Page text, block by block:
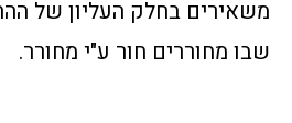
משאירים בחלק העליון של
שבו מחוררים חור ע"י מחורר.